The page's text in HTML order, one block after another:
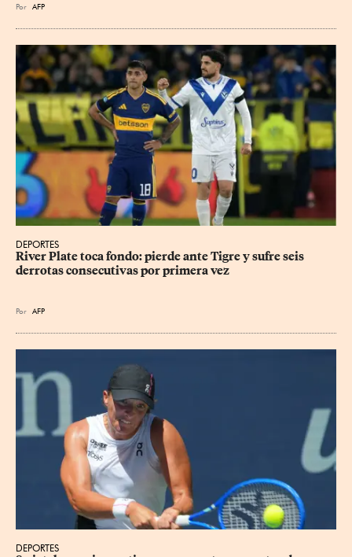
Por AFP
DEPORTES
River Plate toca fondo: pierde ante Tigre y sufre seis
derrotas consecutivas por primera vez
Por AFP
DEPORTES